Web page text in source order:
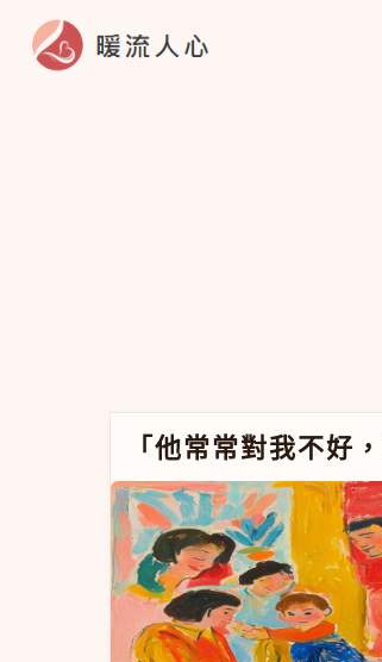
「他常常對我不好
「他常常對我不好，但我怕